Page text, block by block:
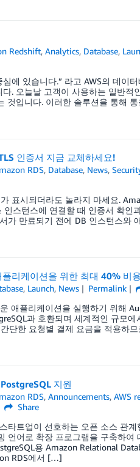
Redshift,Analytics, Database,
에 있습니다.” 라고 AWS의 데이
. 오늘날 고객이 사용하는 일반적
입니다. 이러한 솔루션을 통해
인증서 지금 교체하세요!
RDS, Database, News,
표시되더라도 놀라지 마세요.
스턴스에 연결할 때 인증서 확인
가 만료되기 전에 DB 인스턴스와
케이션을 위한 최대 40% 비
, Launch, News Permalink
애플리케이션을 실행하기 위해
과 호환되며 세계적인 규모
단한 요청별 결제 요금을 적용하
지원
RDS,Announcements,AWS
Share
타트업이 선호하는 오픈 소스 관
언어로 확장 프로그램을 구축하여
용 Amazon Relational
RDS에서 […]